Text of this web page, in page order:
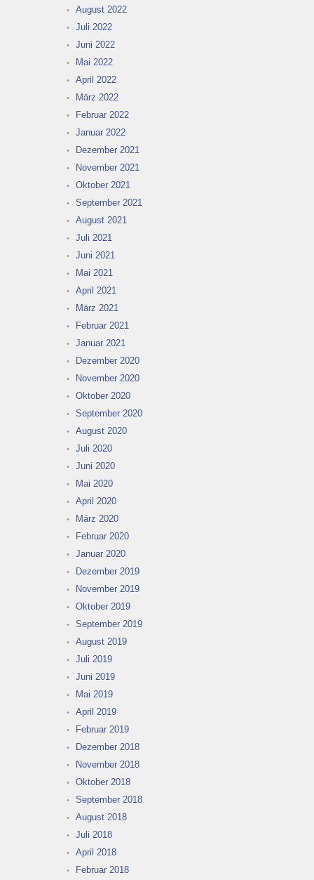
August 2022
Juli 2022
Juni 2022
Mai 2022
April 2022
März 2022
Februar 2022
Januar 2022
Dezember 2021
November 2021
Oktober 2021
September 2021
August 2021
Juli 2021
Juni 2021
Mai 2021
April 2021
März 2021
Februar 2021
Januar 2021
Dezember 2020
November 2020
Oktober 2020
September 2020
August 2020
Juli 2020
Juni 2020
Mai 2020
April 2020
März 2020
Februar 2020
Januar 2020
Dezember 2019
November 2019
Oktober 2019
September 2019
August 2019
Juli 2019
Juni 2019
Mai 2019
April 2019
Februar 2019
Dezember 2018
November 2018
Oktober 2018
September 2018
August 2018
Juli 2018
April 2018
Februar 2018